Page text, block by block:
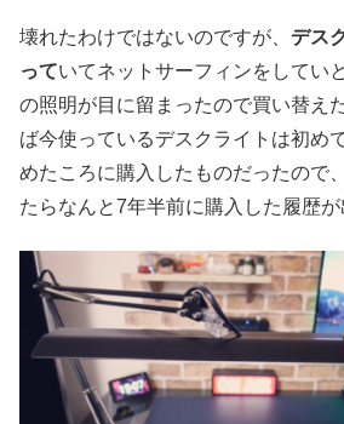
壊れたわけではないのですが、 デス
っていてネットサーフィンをしてい
の照明が目に留まったので買い替え
ば今使っているデスクライトは初め
めたころに購入したものだったので
たらなんと7年半前に購入した履歴が